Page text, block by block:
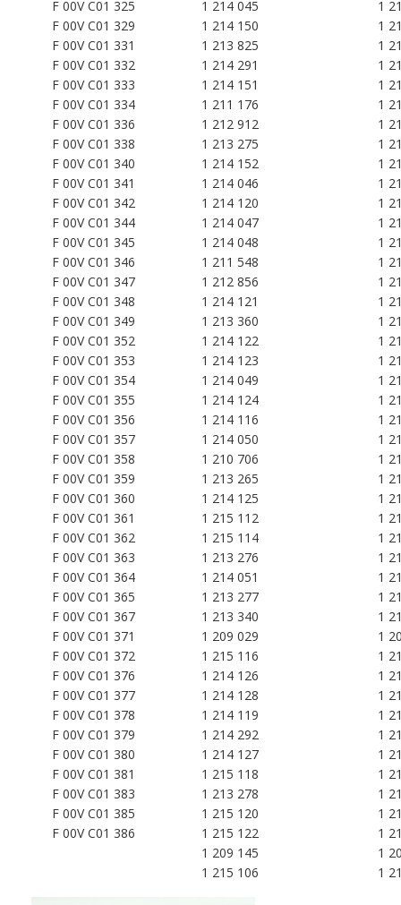
F 00V C01 325 1 214 045
1
F 00V C01 329
1 214 150
1
F 00V C01 331
1 213 825
1
F 00V C01 332
1 214 291
1
F 00V C01 333
1 214 151
1
F 00V C01 334
1 211 176
1
F 00V C01 336
1 212 912
1
F 00V C01 338
1 213 275
1
F 00V C01 340
1 214 152
1
F 00V C01 341
1 214 046
1
F 00V C01 342
1 214 120
1
F 00V C01 344
1 214 047
1
F 00V C01 345
1 214 048
1
F 00V C01 346
1 211 548
1
F 00V C01 347
1 212 856
1
F 00V C01 348
1 214 121
1
F 00V C01 349
1 213 360
1
F 00V C01 352
1 214 122
1
F 00V C01 353
1 214 123
1
F 00V C01 354
1 214 049
1
F 00V C01 355
1 214 124
1
F 00V C01 356
1 214 116
1
F 00V C01 357
1 214 050
1
F 00V C01 358
1 210 706
1
F 00V C01 359
1 213 265
1
F 00V C01 360
1 214 125
1
F 00V C01 361
1 215 112
1
F 00V C01 362
1 215 114
1
F 00V C01 363
1 213 276
1
F 00V C01 364
1 214 051
1
F 00V C01 365
1 213 277
1
F 00V C01 367
1 213 340
1
F 00V C01 371
1 209 029
1
F 00V C01 372
1 215 116
1
F 00V C01 376
1 214 126
1
F 00V C01 377
1 214 128
1
F 00V C01 378
1 214 119
1
F 00V C01 379
1 214 292
1
F 00V C01 380
1 214 127
1
F 00V C01 381
1 215 118
1
F 00V C01 383
1 213 278
1
F 00V C01 385
1 215 120
1
F 00V C01 386
1 215 122
1
1 209 145
1
1 215 106
1